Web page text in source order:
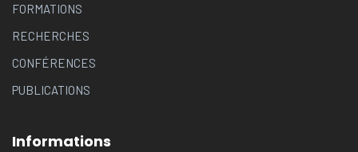
FORMATIONS
RECHERCHES
CONFÉRENCES
PUBLICATIONS
Informations